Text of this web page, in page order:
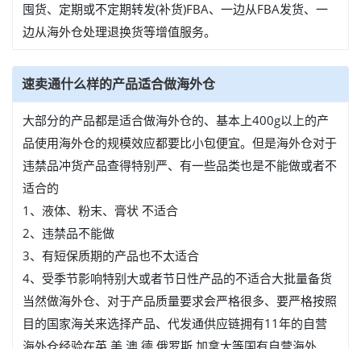
囤货、定期或不定期转发(补货)FBA、一边从FBA发货、一
边从海外仓处理退换货等增值服务。
速卖通什么样的产品适合做海外仓
大部分的产品都是适合做海外仓的、基本上400g以上的产
品使用海外仓的规模效应都要比小包便宜。但是海外仓对于
违禁品冲货产品查得特别严、有一些品类也是不能做或者不
适合的
1、液体、粉末、膏状 不适合
2、违禁品不能做
3、有短保质期的产品也不太适合
4、受季节影响特别大或者节日性产品的不适合大批量备货
当然做海外仓、对于产品质量要求会严格很多、要严格按照
目的国家海关来选择产品、代发通供应链拥有11年的自营
海外仓经验在英 美 澳 德 俄罗斯 加拿大等国有自营海外